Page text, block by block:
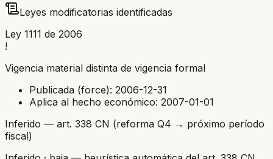
Leyes modificatorias identificadas
Ley 1111 de 2006
!
Vigencia material distinta de vigencia formal
Publicada (force): 2006-12-31
Aplica al hecho económico: 2007-01-01
Inferido — art. 338 CN (reforma Q4 → próximo período
fiscal)